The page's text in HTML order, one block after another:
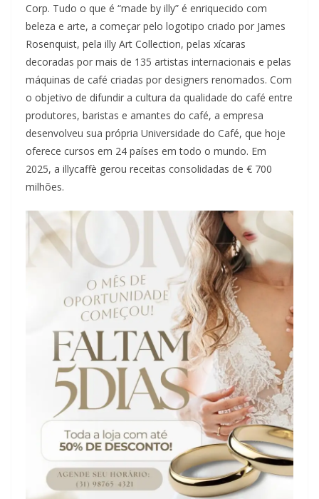
Corp. Tudo o que é “made by illy” é enriquecido com
beleza e arte, a começar pelo logotipo criado por James
Rosenquist, pela illy Art Collection, pelas xícaras
decoradas por mais de 135 artistas internacionais e pelas
máquinas de café criadas por designers renomados. Com
o objetivo de difundir a cultura da qualidade do café entre
produtores, baristas e amantes do café, a empresa
desenvolveu sua própria Universidade do Café, que hoje
oferece cursos em 24 países em todo o mundo. Em
2025, a illycaffè gerou receitas consolidadas de € 700
milhões.